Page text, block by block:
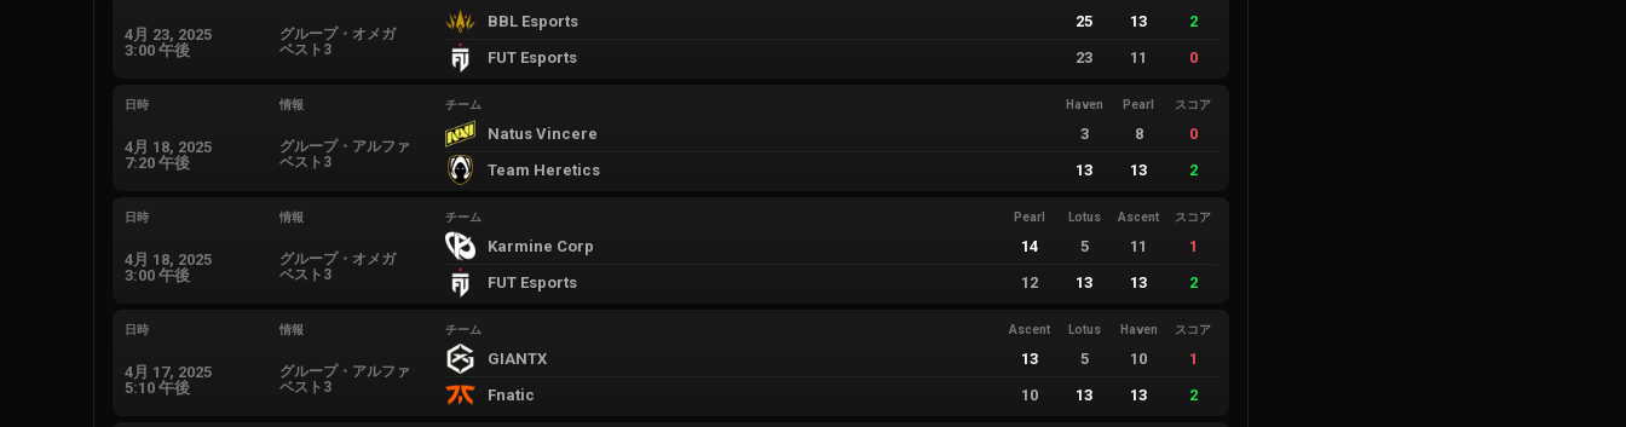
4月 23, 2025
3:00 午後
グループ・オメガ
ベスト3
BBL Esports 25 13
2
FUT Esports
23 11 0
日時
4月 18, 2025
7:20 午後
情報
グループ・アルファ
ベスト3
チーム Haven Pearl スコア
Natus Vincere 3 8
0
Team Heretics
13 13 2
日時
4月 18, 2025
3:00 午後
情報
グループ・オメガ
ベスト3
チーム Pearl Lotus Ascent スコア
Karmine Corp 14 5 11
1
FUT Esports
12 13 13 2
日時
4月 17, 2025
5:10 午後
情報
グループ・アルファ
ベスト3
チーム Ascent Lotus Haven スコア
GIANTX 13 5 10
1
Fnatic
10 13 13 2